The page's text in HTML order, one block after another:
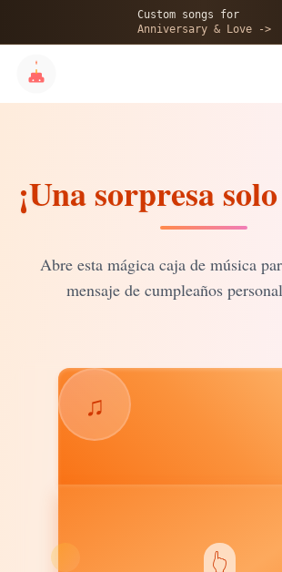
Custom songs for
Anniversary & Love ->
💝
¡Una sorpresa
Abre esta mágica caja de música
mensaje de cumpleaños
👆
♫